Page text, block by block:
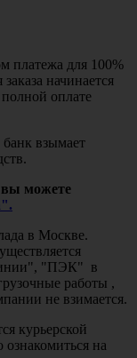
платежа для 100%
начинается
оплате
взымает
вы можете
в Москве.
"ПЭК" в
работы ,
не взимается.
курьерской
на